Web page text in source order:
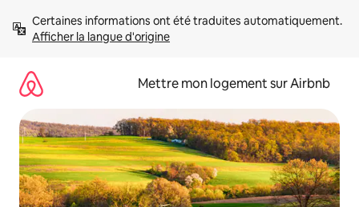
directement
Afficher la langue d'origine
Mettre mon logement sur Airbnb